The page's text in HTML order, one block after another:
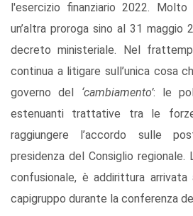
l'esercizio finanziario 2022.
un’altra proroga sino al 31 maggio
decreto ministeriale. Nel
continua a litigare sull’unica cosa
governo del ‘cambiamento’: le
estenuanti trattative tra le
raggiungere l’accordo sulle
presidenza del Consiglio regionale.
confusionale, è addirittura
capigruppo durante la conferenza